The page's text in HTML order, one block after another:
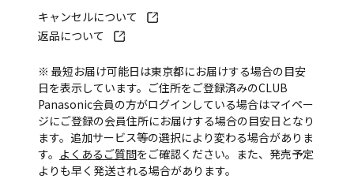
キャンセルについて
返品について
※ 最短お届け可能日は東京都にお届けする場合の目安
日を表示しています。ご住所をご登録済みのCLUB
Panasonic会員の方がログインしている場合はマイペー
ジにご登録の会員住所にお届けする場合の目安日となり
ます。追加サービス等の選択により変わる場合がありま
す。 よくあるご質問をご確認ください。また、発売予定
よりも早く発送される場合があります。